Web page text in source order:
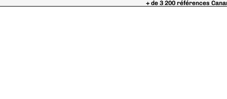
+ de 3 200 références
+ de 3 200 références